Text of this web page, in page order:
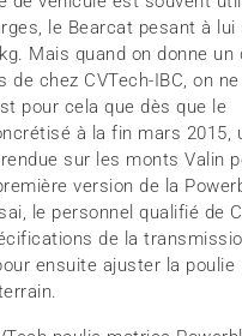
le Bearcat pesant à lui
Mais quand on donne un
de chez CVTech-IBC, on
pour cela que dès que le
à la fin mars 2015,
rendue sur les monts Valin
version de la
le personnel qualifié de
de la
ensuite ajuster la poulie